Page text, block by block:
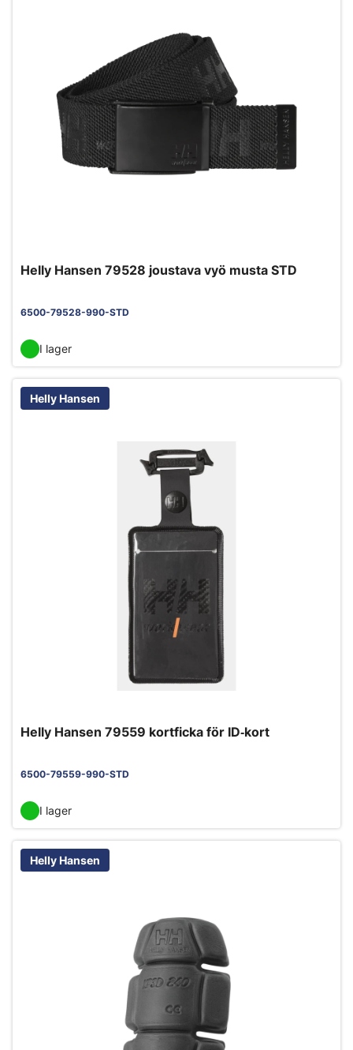
Helly Hansen 79528 joustava vyö musta STD
6500-79528-990-STD
I lager
Helly Hansen
Helly Hansen 79559 kortficka för ID‑kort
6500-79559-990-STD
I lager
Helly Hansen